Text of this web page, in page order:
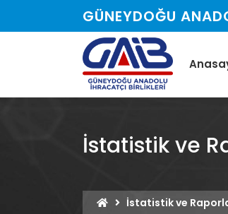
GÜNEYDOĞU
İstatistik ve
İstatistik ve